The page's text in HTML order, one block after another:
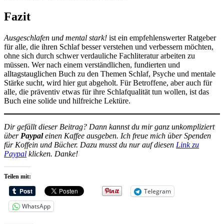
Fazit
Ausgeschlafen und mental stark! ist ein empfehlenswerter Ratgeber
für alle, die ihren Schlaf besser verstehen und verbessern möchten,
ohne sich durch schwer verdauliche Fachliteratur arbeiten zu
müssen. Wer nach einem verständlichen, fundierten und
alltagstauglichen Buch zu den Themen Schlaf, Psyche und mentale
Stärke sucht, wird hier gut abgeholt. Für Betroffene, aber auch für
alle, die präventiv etwas für ihre Schlafqualität tun wollen, ist das
Buch eine solide und hilfreiche Lektüre.
Dir gefällt dieser Beitrag? Dann kannst du mir ganz unkompliziert
über Paypaleinen Kaffee ausgeben. Ich freue mich über Spenden
für Koffein und Bücher. Dazu musst du nur auf diesen Link zu
Paypal klicken. Danke!
Teilen mit:
Telegram
WhatsApp